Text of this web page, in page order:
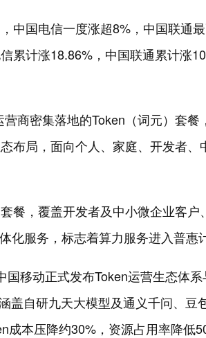
中国电信一度涨超8%，中国联通
累计涨18.86%，中国联通累计涨
商密集落地的Token（词元）套餐
布局，面向个人、家庭、开发者、
餐，覆盖开发者及中小微企业客户
化服务，标志着算力服务进入普惠
移动正式发布Token运营生态体
盖自研九天大模型及通义千问、豆
成本压降约30%，资源占用率降低